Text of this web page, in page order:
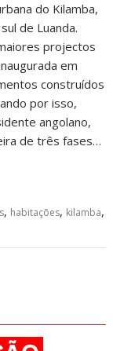
do Kilamba,
de Luanda.
projectos
em
construídos
por isso,
angolano,
de três fases…
, habitações, kilamba,